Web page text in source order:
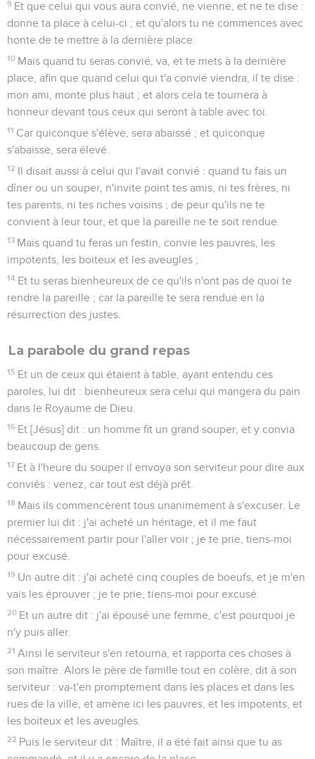
9 Et que celui qui vous aura convié, ne vienne, et ne te dise :
donne ta place à celui-ci ; et qu'alors tu ne commences avec
honte de te mettre à la dernière place.
10 Mais quand tu seras convié, va, et te mets à la dernière
place, afin que quand celui qui t'a convié viendra, il te dise :
mon ami, monte plus haut ; et alors cela te tournera à
honneur devant tous ceux qui seront à table avec toi.
11 Car quiconque s'élève, sera abaissé ; et quiconque
s'abaisse, sera élevé.
12 Il disait aussi à celui qui l'avait convié : quand tu fais un
dîner ou un souper, n'invite point tes amis, ni tes frères, ni
tes parents, ni tes riches voisins ; de peur qu'ils ne te
convient à leur tour, et que la pareille ne te soit rendue.
13 Mais quand tu feras un festin, convie les pauvres, les
impotents, les boiteux et les aveugles ;
14 Et tu seras bienheureux de ce qu'ils n'ont pas de quoi te
rendre la pareille ; car la pareille te sera rendue en la
résurrection des justes.
La parabole du grand repas
15 Et un de ceux qui étaient à table, ayant entendu ces
paroles, lui dit : bienheureux sera celui qui mangera du pain
dans le Royaume de Dieu.
16 Et [Jésus] dit : un homme fit un grand souper, et y convia
beaucoup de gens.
17 Et à l'heure du souper il envoya son serviteur pour dire aux
conviés : venez, car tout est déjà prêt.
18 Mais ils commencèrent tous unanimement à s'excuser. Le
premier lui dit : j'ai acheté un héritage, et il me faut
nécessairement partir pour l'aller voir ; je te prie, tiens-moi
pour excusé.
19 Un autre dit : j'ai acheté cinq couples de boeufs, et je m'en
vais les éprouver ; je te prie, tiens-moi pour excusé.
20 Et un autre dit : j'ai épousé une femme, c'est pourquoi je
n'y puis aller.
21 Ainsi le serviteur s'en retourna, et rapporta ces choses à
son maître. Alors le père de famille tout en colère, dit à son
serviteur : va-t'en promptement dans les places et dans les
rues de la ville, et amène ici les pauvres, et les impotents, et
les boiteux et les aveugles.
22 Puis le serviteur dit : Maître, il a été fait ainsi que tu as